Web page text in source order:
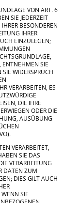
VON ART. 6
SIE JEDERZEIT
BESONDEREN
IHRER
EINZULEGEN;
ENTNEHMEN SIE
WIDERSPRUCH
VERARBEITEN, ES
DIE IHRE
ODER DIE
AUSÜBUNG
VERARBEITET,
SIE DAS
VERARBEITUNG
DATEN ZUM
DIES GILT AUCH
SIE